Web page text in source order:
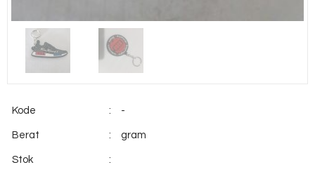
Kode : -
Berat : gram
Stok :